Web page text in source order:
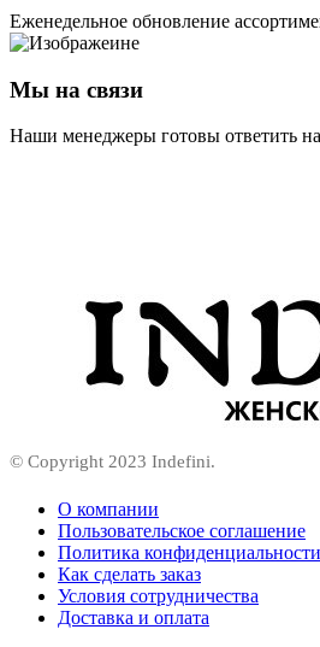
Еженедельное обновление
Мы на связи
Наши менеджеры готовы ответить
© Copyright 2023 Indefini.
О компании
Пользовательское соглашение
Политика конфиденциальности
Как сделать заказ
Условия сотрудничества
Доставка и оплата